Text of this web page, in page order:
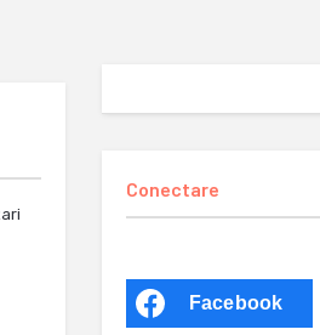
Conectare
Facebook